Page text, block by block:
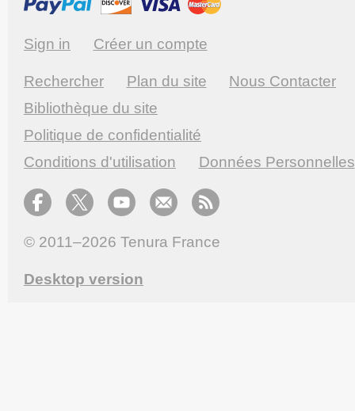
Sign in Créer un compte
Rechercher Plan du site
Nous Contacter
Bibliothèque du site
Politique de confidentialité
Conditions d'utilisation
Données Personnelles
© 2011–2026 Tenura France
Desktop version